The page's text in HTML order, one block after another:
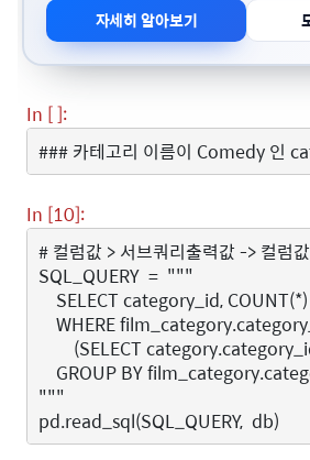
자세히 알아보기
In [ ]:
### 카테고리 이름이 Comedy 인
In [10]:
# 컬럼값 > 서브쿼리출력값 -> 컬럼
SQL_QUERY = """
SELECT category_id,
WHERE
(SELECT
GROUP BY
"""
pd.read_sql(SQL_QUERY, db)